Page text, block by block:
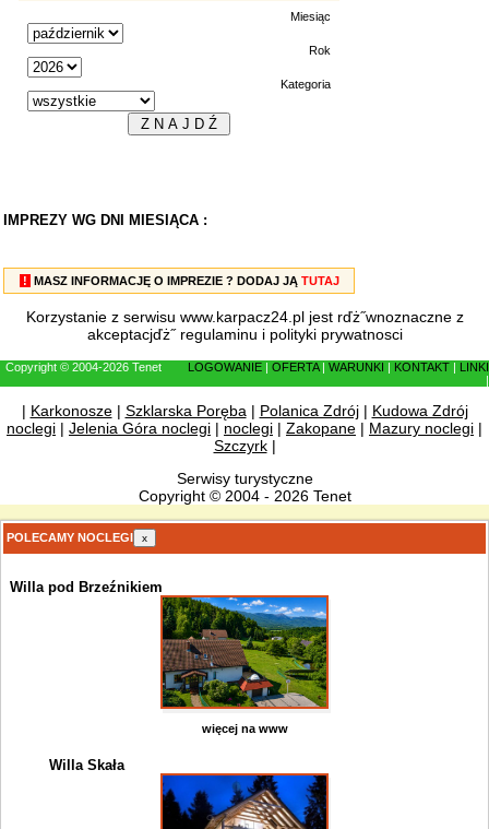
Miesiąc
Rok
Kategoria
IMPREZY WG DNI MIESIĄCA :
! MASZ INFORMACJĘ O IMPREZIE ? DODAJ JĄ TUTAJ
Korzystanie z serwisu www.karpacz24.pl jest rďż˝wnoznaczne z
akceptacjďż˝ regulaminu i polityki prywatnosci
Copyright © 2004-2026 Tenet LOGOWANIE OFERTA| WARUNKI KONTAKT
LINKI
| Karkonosze| Szklarska Poręba| Polanica Zdrój| Kudowa Zdrój
noclegi | Jelenia Góra noclegi | noclegi | Zakopane | Mazury noclegi |
Szczyrk|
Serwisy turystyczne
Copyright © 2004 - 2026 Tenet
POLECAMY NOCLEGI x
Willa pod Brzeźnikiem
więcej na www
Willa Skała